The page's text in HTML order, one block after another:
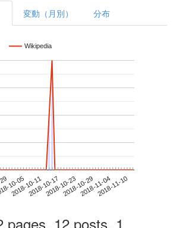
変動（月別） 分布
Wikipedia
10-05
2018-10-112018-10-172018-10-232018-10-292018-11-042018-11-10
pages, 12 posts, 1